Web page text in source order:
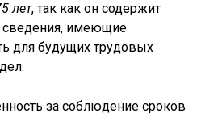
лет, так как он содержит
сведения, имеющие
для будущих трудовых
за соблюдение сроков